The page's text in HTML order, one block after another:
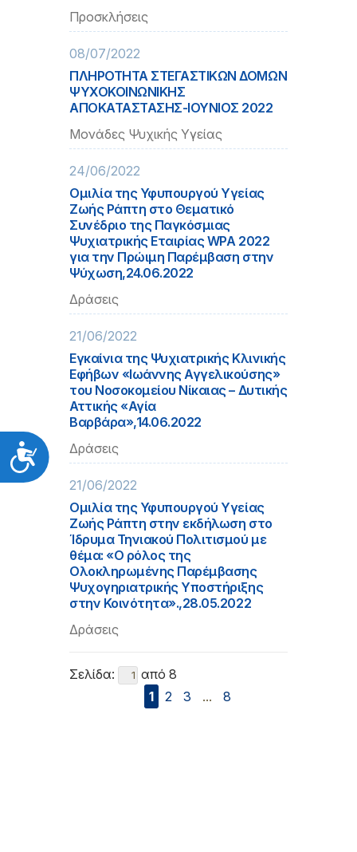
Προσιτότητα
Προσκλήσεις
08/07/2022
ΠΛΗΡΟΤΗΤΑ ΣΤΕΓΑΣΤΙΚΩΝ ΔΟΜΩΝ
ΨΥΧΟΚΟΙΝΩΝΙΚΗΣ
ΑΠΟΚΑΤΑΣΤΑΣΗΣ-ΙΟΥΝΙΟΣ 2022
Μονάδες Ψυχικής Υγείας
24/06/2022
Ομιλία της Υφυπουργού Υγείας
Ζωής Ράπτη στο Θεματικό
Συνέδριο της Παγκόσμιας
Ψυχιατρικής Εταιρίας WPA 2022
για την Πρώιμη Παρέμβαση στην
Ψύχωση,24.06.2022
Δράσεις
21/06/2022
Εγκαίνια της Ψυχιατρικής Κλινικής
Εφήβων «Ιωάννης Αγγελικούσης»
του Νοσοκομείου Νίκαιας – Δυτικής
Αττικής «Αγία
Βαρβάρα»,14.06.2022
Δράσεις
21/06/2022
Ομιλία της Υφυπουργού Υγείας
Ζωής Ράπτη στην εκδήλωση στο
Ίδρυμα Τηνιακού Πολιτισμού με
θέμα: «Ο ρόλος της
Ολοκληρωμένης Παρέμβασης
Ψυχογηριατρικής Υποστήριξης
στην Κοινότητα».,28.05.2022
Δράσεις
Σελίδα:
από 8
1
2 3 ... 8